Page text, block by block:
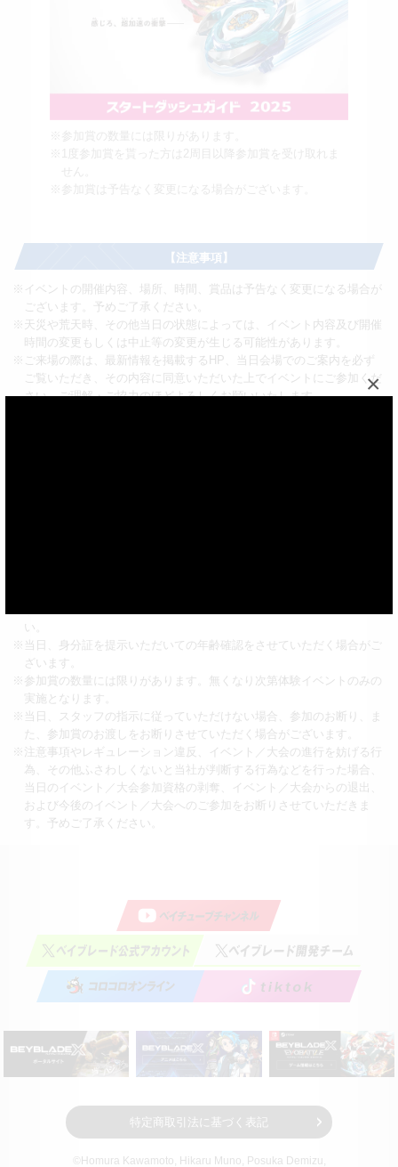
×
※参加賞の数量には限りがあります。
※1度参加賞を貰った方は2周目以降参加賞を受け取れま
※参加賞は予告なく変更になる場合がございます。
【注意事項】
※イベントの開催内容、場所、時間、賞品は予告なく変更になる場合が
ございます。予めご了承ください。
※天災や荒天時、その他当日の状態によっては、イベント内容及び開催
時間の変更もしくは中止等の変更が生じる可能性があります。
※ご来場の際は、最新情報を掲載するHP、当日会場でのご案内を必ず
ご覧いただき、その内容に同意いただいた上でイベントにご参加くだ
さい。ご理解・ご協力のほどよろしくお願いいたします。
い。
※当日、身分証を提示いただいての年齢確認をさせていただく場合がご
ざいます。
※参加賞の数量には限りがあります。無くなり次第体験イベントのみの
実施となります。
※当日、スタッフの指示に従っていただけない場合、参加のお断り、ま
た、参加賞のお渡しをお断りさせていただく場合がございます。
※注意事項やレギュレーション違反、イベント／大会の進行を妨げる行
為、その他ふさわしくないと当社が判断する行為などを行った場合、
当日のイベント／大会参加資格の剥奪、イベント／大会からの退出、
および今後のイベント／大会へのご参加をお断りさせていただきま
す。予めご了承ください。
特定商取引法に基づく表記
©Homura Kawamoto, Hikaru Muno, Posuka Demizu,